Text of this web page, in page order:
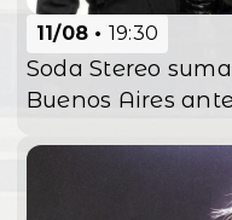
11/08 19:30
Soda Stereo
Buenos Aires